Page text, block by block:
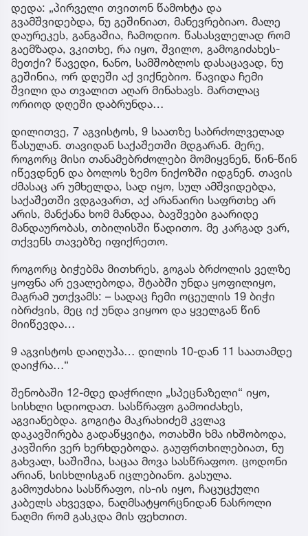
დედა: „პირველი თვითონ წამოხტა და
გვამშვიდებდა, ნუ გეშინიათ, მანევრებიაო. მალე
დაურეკეს, განგაშია, ჩამოდიო. წასასვლელად რომ
გაემზადა, ვკითხე, რა იყო, შვილო, გამოგიძახეს-
მეთქი? წავედი, ნანო, სამშობლოს დასაცავად, ნუ
გეშინია, ორ დღეში აქ ვიქნებიო. წავიდა ჩემი
შვილი და თვალით აღარ მინახავს. მართლაც
ორიოდ დღეში დაბრუნდა…
დილითვე, 7 აგვისტოს, 9 საათზე საბრძოლველად
წასულან. თავიდან საქაშეთში მდგარან. მერე,
როგორც მისი თანამებრძოლები მომიყვნენ, წინ-წინ
იწევდნენ და ბოლოს ზემო ნიქოზში იდგნენ. თავის
ძმასაც არ უმხელდა, სად იყო, სულ ამშვიდებდა,
საქაშეთში ვდგავართ, აქ არანაირი საფრთხე არ
არის, მანქანა ხომ მანდაა, ბავშვები გაარიდე
მანდაურობას, თბილისში წადითო. მე კარგად ვარ,
თქვენს თავებზე იფიქრეთო.
როგორც ბიჭებმა მითხრეს, გოგას ბრძოლის ველზე
ყოფნა არ ევალებოდა, შტაბში უნდა ყოფილიყო,
მაგრამ უთქვამს: – სადაც ჩემი ოცეულის 19 ბიჭი
იბრძვის, მეც იქ უნდა ვიყოო და ყველგან წინ
მიიწევდა…
9 აგვისტოს დაიღუპა… დილის 10-დან 11 საათამდე
დაიჭრა…“
შენობაში 12-მდე დაჭრილი „სპეცნაზელი“ იყო,
სისხლი სდიოდათ. სასწრაფო გამოიძახეს,
აგვიანებდა. გოგიტა მაკრახიძემ კვლავ
დაკავშირება გადაწყვიტა, ოთახში ხმა იხშობოდა,
კავშირი ვერ ხერხდებოდა. გაუფრთხილებიათ, ნუ
გახვალ, საშიშია, საცაა მოვა სასწრაფოო. ცოდონი
არიან, სისხლისგან იცლებიანო. გასულა.
გამოუძახია სასწრაფო, ის-ის იყო, ჩაცუცქული
კაბელს ახვევდა, ნაღმსატყორცნიდან ნასროლი
ნაღმი რომ გასკდა მის ფეხთით.